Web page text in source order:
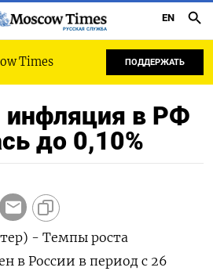
РУССКАЯ СЛУЖБА
EN
Times ПОДДЕРЖАТЬ
инфляция в РФ
до 0,10%
- Темпы роста
в России в период c 26